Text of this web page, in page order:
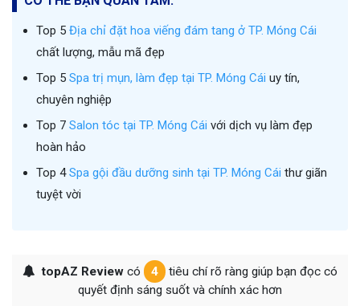
Top 5 Địa chỉ đặt hoa viếng đám tang ở TP. Móng Cái
chất lượng, mẫu mã đẹp
Top 5 Spa trị mụn, làm đẹp tại TP. Móng Cái uy tín,
chuyên nghiệp
Top 7 Salon tóc tại TP. Móng Cái với dịch vụ làm đẹp
hoàn hảo
Top 4Spa gội đầu dưỡng sinh tại TP. Móng Cái thư giãn
tuyệt vời
topAZ Reviewcó 4
tiêu chí rõ ràng giúp bạn đọc có
quyết định sáng suốt và chính xác hơn